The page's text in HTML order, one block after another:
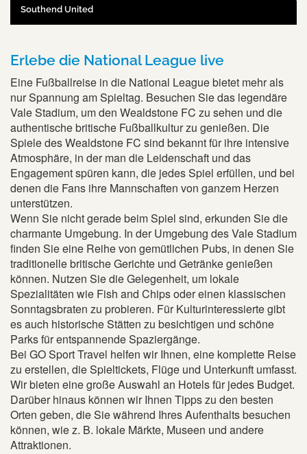
Southend United
Erlebe die National League live
Eine Fußballreise in die National League bietet mehr als
nur Spannung am Spieltag. Besuchen Sie das legendäre
Vale Stadium, um den Wealdstone FC zu sehen und die
authentische britische Fußballkultur zu genießen. Die
Spiele des Wealdstone FC sind bekannt für ihre intensive
Atmosphäre, in der man die Leidenschaft und das
Engagement spüren kann, die jedes Spiel erfüllen, und bei
denen die Fans ihre Mannschaften von ganzem Herzen
unterstützen.
Wenn Sie nicht gerade beim Spiel sind, erkunden Sie die
charmante Umgebung. In der Umgebung des Vale Stadium
finden Sie eine Reihe von gemütlichen Pubs, in denen Sie
traditionelle britische Gerichte und Getränke genießen
können. Nutzen Sie die Gelegenheit, um lokale
Spezialitäten wie Fish and Chips oder einen klassischen
Sonntagsbraten zu probieren. Für Kulturinteressierte gibt
es auch historische Stätten zu besichtigen und schöne
Parks für entspannende Spaziergänge.
Bei GO Sport Travel helfen wir Ihnen, eine komplette Reise
zu erstellen, die Spieltickets, Flüge und Unterkunft umfasst.
Wir bieten eine große Auswahl an Hotels für jedes Budget.
Darüber hinaus können wir Ihnen Tipps zu den besten
Orten geben, die Sie während Ihres Aufenthalts besuchen
können, wie z. B. lokale Märkte, Museen und andere
Attraktionen.